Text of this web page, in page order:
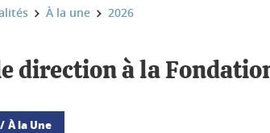
À la une 2026
direction à la
À la Une